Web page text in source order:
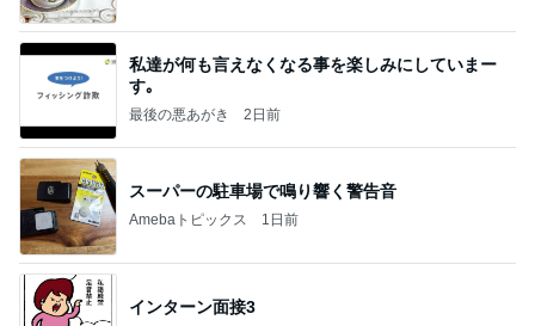
私達が何も言えなくなる事を楽しみにしていまー
す｡
最後の悪あがき 2日前
スーパーの駐車場で鳴り響く警告音
Amebaトピックス 1日前
インターン面接3